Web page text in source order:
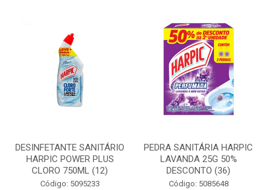
DESINFETANTE SANITÁRIO
HARPIC POWER PLUS
CLORO 750ML (12)
Código: 5095233
PEDRA SANITÁRIA HARPIC
LAVANDA 25G 50%
DESCONTO (36)
Código: 5085648